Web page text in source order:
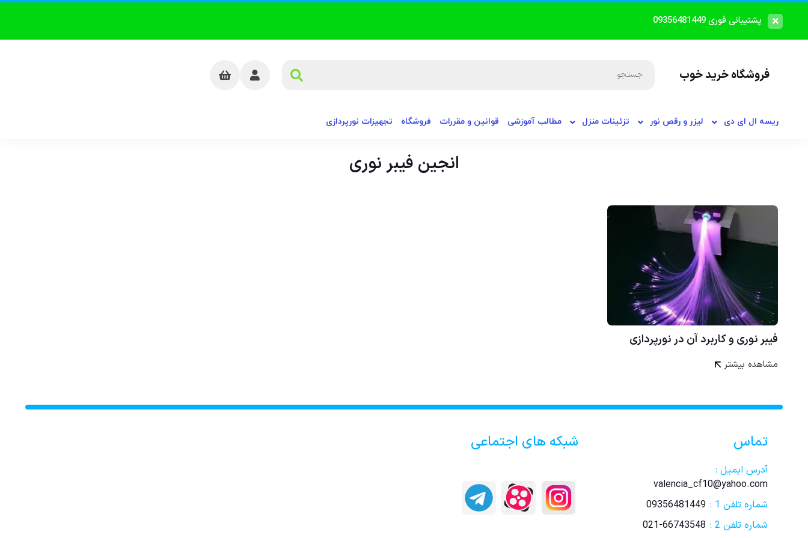
پشتیبانی فوری 09356481449
فروشگاه خرید خوب
ریسه ال ای دی لیزر و رقص نور تزئینات منزل مطالب آموزشی قوانین و مقررات فروشگاه تجهیزات نورپردازی
انجین فیبر نوری
فیبر نوری و کاربرد آن در نورپردازی
مشاهده بیشتر
تماس
آدرس ایمیل :
valencia_cf10@yahoo.com
شماره تلفن 1 :
09356481449
شماره تلفن 2 :
021-66743548
شبکه های اجتماعی